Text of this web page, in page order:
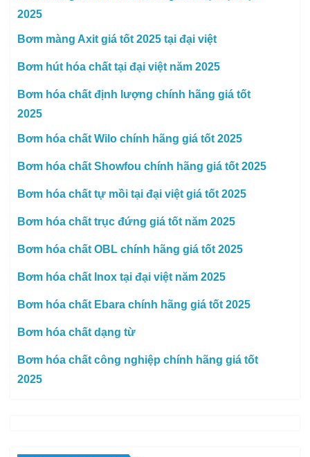
2025
Bơm màng Axit giá tốt 2025 tại đại việt
Bơm hút hóa chất tại đại việt năm 2025
Bơm hóa chất định lượng chính hãng giá tốt
2025
Bơm hóa chất Wilo chính hãng giá tốt 2025
Bơm hóa chất Showfou chính hãng giá tốt 2025
Bơm hóa chất tự mồi tại đại việt giá tốt 2025
Bơm hóa chất trục đứng giá tốt năm 2025
Bơm hóa chất OBL chính hãng giá tốt 2025
Bơm hóa chất Inox tại đại việt năm 2025
Bơm hóa chất Ebara chính hãng giá tốt 2025
Bơm hóa chất dạng từ
Bơm hóa chất công nghiệp chính hãng giá tốt
2025